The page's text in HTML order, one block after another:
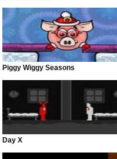
Piggy Wiggy Seasons
Day X